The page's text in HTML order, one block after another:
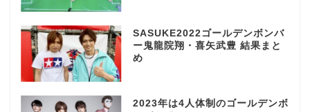
SASUKE2022ゴールデンボンバ
ー鬼龍院翔・喜矢武豊 結果まと
め
2023年は4人体制のゴールデンボ